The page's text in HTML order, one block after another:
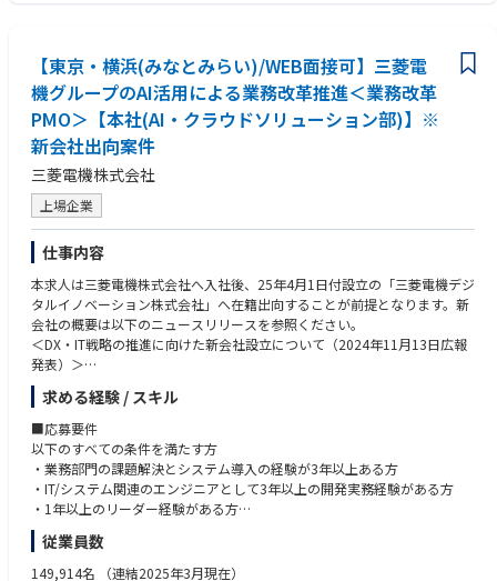
Asobi：余白に目を向けて遊び心を持ち続ける
“Mission・Value”に込められた想い：砂金CEOインタビュー
https://note.com/gen_ax/n/n02385df11d33
【当社の紹介】
社会をより良くする情報発信のパイオニアとして、クーリエは常に“ちょ
っと先の未来“を見据えて行動しています。的確な情報提供によって人々
のより良い選択肢を増やし、社会に前向きな影響を与えることが私たちの
使命です。
強みは、社会問題を自分ごととして捉え、本質的な課題に真正面から向き
合う社員一人ひとりの姿勢。単なる情報提供にとどまらず、創造性とテク
ノロジーを駆使して産業の再定義に挑戦し続けています。「自分の仕事が
社会を変える」という信念のもと、常に変化し続けるクーリエで、未来に
あるべきものを誰よりも先に実現する。そんなエキサイティングな挑戦
に、あなたも参加してみませんか？
【キャリアパス】
本ポジションで成果を出し続けることで、マネジメント層としてのキャリ
アや事業部責任者としてのキャリアを目指すことが可能です。同時に目指
したいキャリアが明確な場合、手を挙げて頂ければどんなポジションでも
チャレンジできる環境です。
・経営課題から抽出したプロジェクトのゴール設定〜戦略定義を行い推進
する事業推進リーダーポジションや責任者ポジション
・既存事業の理解を深めた上で、サービス間のシナジーを生み出せる新規
事業の事業開発責任者
・オペレーションやシステムの最適化を通した事業の本質的な理解を元に
各事業責任者へのキャリアチェンジなど
【東京・横浜(みなとみらい)/WEB面接可】三菱電
機グループのAI活用による業務改革推進＜業務改革
PMO＞【本社(AI・クラウドソリューション部)】※
新会社出向案件
三菱電機株式会社
上場企業
仕事内容
本求人は三菱電機株式会社へ入社後、25年4月1日付設立の「三菱電機デジ
タルイノベーション株式会社」へ在籍出向することが前提となります。新
会社の概要は以下のニュースリリースを参照ください。
＜DX・IT戦略の推進に向けた新会社設立について（2024年11月13日広報
発表）＞
https://www.mitsubishielectric.co.jp/news/2024/1113.html?cid=rss
＜業務概要＞
経験、能力、希望を総合的に勘案して、担当いただく職務内容・比重を決
定します。
①業務部門向けAIソリューションの導入プロジェクト推進・支援
（10プロジェクト以上、並行して進行）。
以下のような活動をチームで実施いただきます。
求める経験 / スキル
■応募要件
以下のすべての条件を満たす方
・業務部門の課題解決とシステム導入の経験が3年以上ある方
・IT/システム関連のエンジニアとして3年以上の開発実務経験がある方
・1年以上のリーダー経験がある方
・AI・クラウドを用いたアジャイルシステム開発の理解がある方
●歓迎要件
従業員数
149,914名 （連結2025年3月現在）